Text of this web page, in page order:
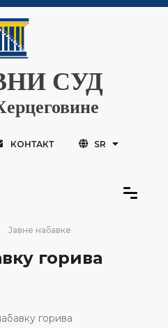
СУД
КОНТАКТ SR
Јавне набавке
горива
горива